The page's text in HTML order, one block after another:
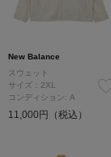
New Balance
スウェット
サイズ：2XL
コンディション: A
11,000円（税込）